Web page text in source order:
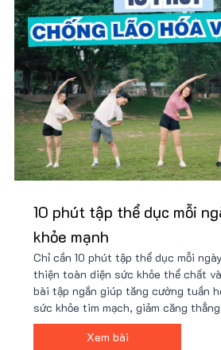
10 phút tập thể dục mỗi
khỏe mạnh
Chỉ cần 10 phút tập thể dục mỗi
thiện toàn diện sức khỏe thể chất
bài tập ngắn giúp tăng cường tuần
sức khỏe tim mạch, giảm căng
huyết, hỗ trợ giảm cân, tăng cường
nâng cao năng suất làm việc.
Xem bài